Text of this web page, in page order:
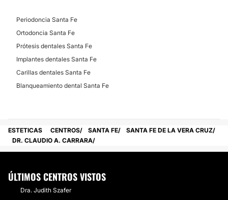
Periodoncia Santa Fe
Ortodoncia Santa Fe
Prótesis dentales Santa Fe
Implantes dentales Santa Fe
Carillas dentales Santa Fe
Blanqueamiento dental Santa Fe
ESTETICAS CENTROS SANTA FE
SANTA FE DE LA VERA CRUZ
DR. CLAUDIO A. CARRARA
ÚLTIMOS CENTROS VISTOS
Dra. Judith Szafer